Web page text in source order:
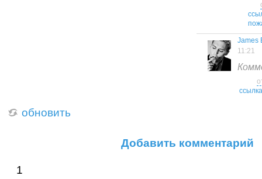
James
11:21
ссылка
обновить
Добавить комментарий
1